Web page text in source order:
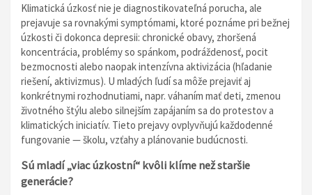
Klimatická úzkosť nie je diagnostikovateľná porucha, ale
prejavuje sa rovnakými symptómami, ktoré poznáme pri bežnej
úzkosti či dokonca depresii: chronické obavy, zhoršená
koncentrácia, problémy so spánkom, podráždenosť, pocit
bezmocnosti alebo naopak intenzívna aktivizácia (hľadanie
riešení, aktivizmus). U mladých ľudí sa môže prejaviť aj
konkrétnymi rozhodnutiami, napr. váhaním mať deti, zmenou
životného štýlu alebo silnejším zapájaním sa do protestov a
klimatických iniciatív. Tieto prejavy ovplyvňujú každodenné
fungovanie — školu, vzťahy a plánovanie budúcnosti.
Sú mladí „viac úzkostní“ kvôli klíme než staršie
generácie?